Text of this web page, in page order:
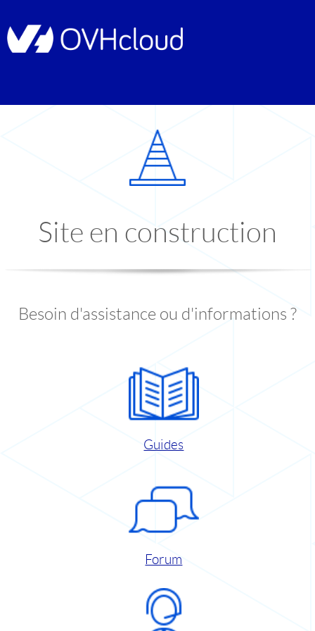
Site en construction
Besoin d'assistance ou d'informations ?
Guides
Forum